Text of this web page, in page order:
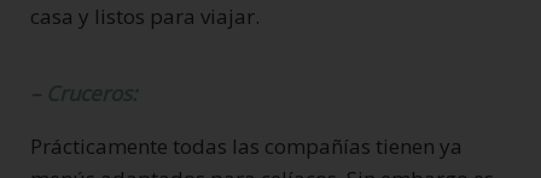
casa y listos para viajar.
– Cruceros:
Prácticamente todas las compañías tienen ya